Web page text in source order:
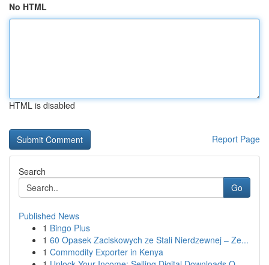
No HTML
HTML is disabled
Report Page
Search
Go
Published News
1 Bingo Plus
1 60 Opasek Zaciskowych ze Stali Nierdzewnej – Ze...
1 Commodity Exporter in Kenya